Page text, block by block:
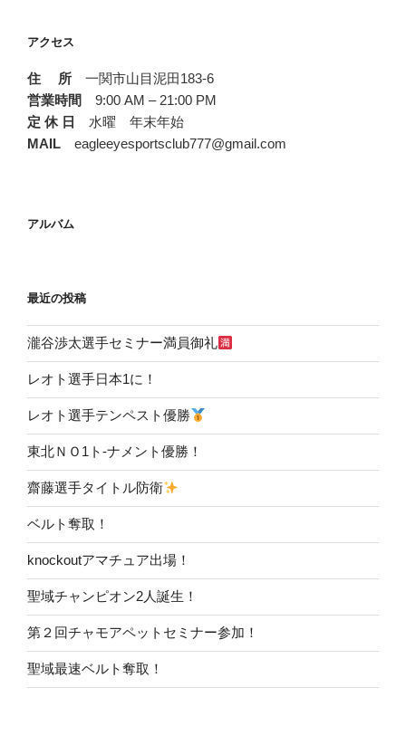
アクセス
住 所 一関市山目泥田183-6
営業時間
9:00 AM – 21:00 PM
定 休 日
水曜 年末年始
MAIL eagleeyesportsclub777@gmail.com
アルバム
最近の投稿
瀧谷渉太選手セミナー満員御礼
レオト選手日本1に！
レオト選手テンペスト優勝
東北ＮＯ1ト-ナメント優勝！
齋藤選手タイトル防衛
ベルト奪取！
knockoutアマチュア出場！
聖域チャンピオン2人誕生！
第２回チャモアペットセミナー参加！
聖域最速ベルト奪取！